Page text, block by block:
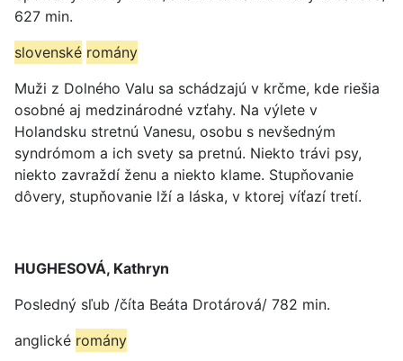
627 min.
slovenské romány
Muži z Dolného Valu sa schádzajú v krčme, kde riešia
osobné aj medzinárodné vzťahy. Na výlete v
Holandsku stretnú Vanesu, osobu s nevšedným
syndrómom a ich svety sa pretnú. Niekto trávi psy,
niekto zavraždí ženu a niekto klame. Stupňovanie
dôvery, stupňovanie lží a láska, v ktorej víťazí tretí.
HUGHESOVÁ, Kathryn
Posledný sľub /číta Beáta Drotárová/ 782 min.
anglické romány